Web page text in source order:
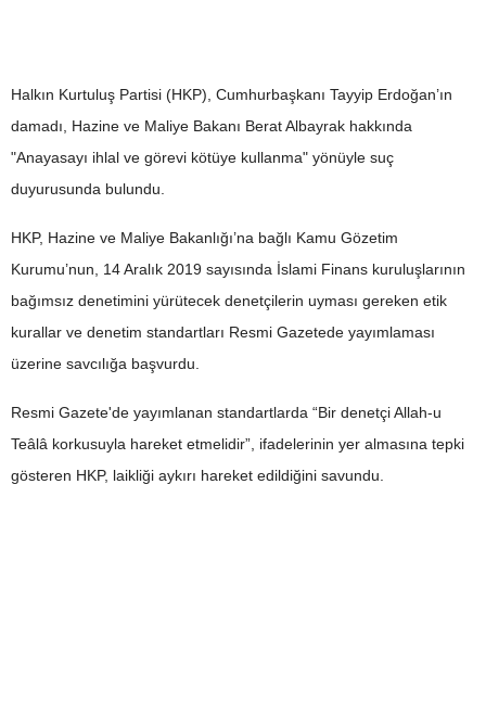
Halkın Kurtuluş Partisi (HKP), Cumhurbaşkanı Tayyip Erdoğan’ın
damadı, Hazine ve Maliye Bakanı Berat Albayrak hakkında
"Anayasayı ihlal ve görevi kötüye kullanma" yönüyle suç
duyurusunda bulundu.
HKP, Hazine ve Maliye Bakanlığı’na bağlı Kamu Gözetim
Kurumu’nun, 14 Aralık 2019 sayısında İslami Finans kuruluşlarının
bağımsız denetimini yürütecek denetçilerin uyması gereken etik
kurallar ve denetim standartları Resmi Gazetede yayımlaması
üzerine savcılığa başvurdu.
Resmi Gazete'de yayımlanan standartlarda “Bir denetçi Allah-u
Teâlâ korkusuyla hareket etmelidir”, ifadelerinin yer almasına tepki
gösteren HKP, laikliği aykırı hareket edildiğini savundu.